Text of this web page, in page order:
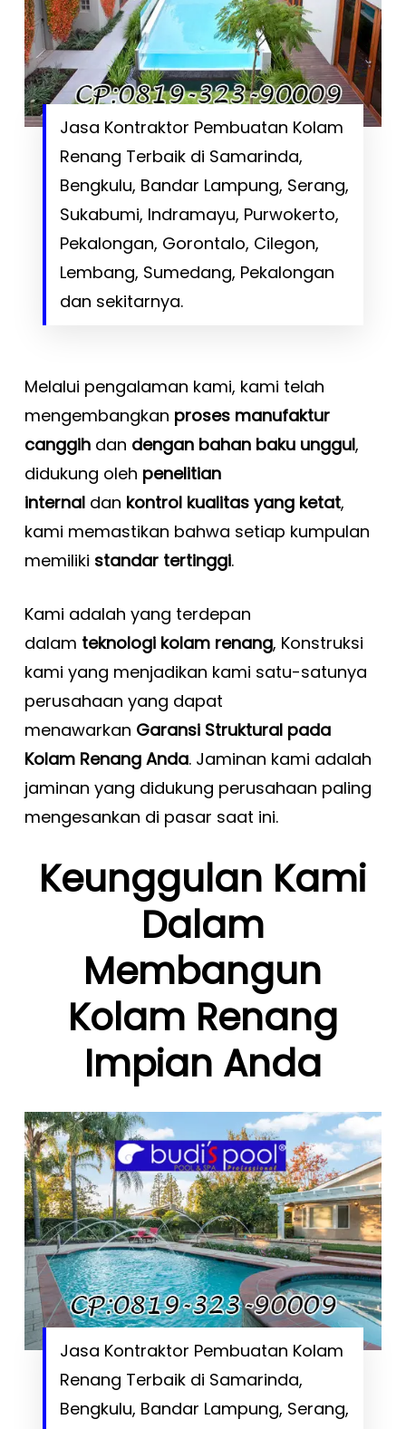
Jasa Kontraktor Pembuatan Kolam
Renang Terbaik di Samarinda,
Bengkulu, Bandar Lampung, Serang,
Sukabumi, Indramayu, Purwokerto,
Pekalongan, Gorontalo, Cilegon,
Lembang, Sumedang, Pekalongan
dan sekitarnya.
Melalui pengalaman kami, kami telah
mengembangkan proses manufaktur
canggihdan dengan bahan baku unggul,
didukung oleh penelitian
internaldan kontrol kualitas yang ketat,
kami memastikan bahwa setiap kumpulan
memiliki standar tertinggi.
Kami adalah yang terdepan
dalam teknologi kolam renang, Konstruksi
kami yang menjadikan kami satu-satunya
perusahaan yang dapat
menawarkan Garansi Struktural pada
Kolam Renang Anda. Jaminan kami adalah
jaminan yang didukung perusahaan paling
mengesankan di pasar saat ini.
Keunggulan Kami
Dalam
Membangun
Kolam Renang
Impian Anda
Jasa Kontraktor Pembuatan Kolam
Renang Terbaik di Samarinda,
Bengkulu, Bandar Lampung, Serang,